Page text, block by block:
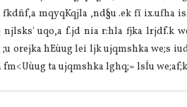
mqyqKqjla‌ ,nd§u .ek fï ix.ufha
uqo,a f.jd nia‌ r:hla‌ fjka lrjdf.k
orejka hEùug lei ljk ujqmshka we;s
ta ujqmshka lghq;= lsÍu